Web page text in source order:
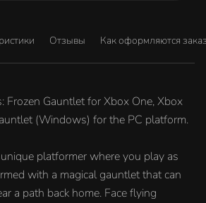
Отзывы Как оформляются
Frozen Gauntlet for Xbox One, Xbox
(Windows) for the PC platform.
platformer where you play as
with a magical gauntlet that can
a path back home. Face flying